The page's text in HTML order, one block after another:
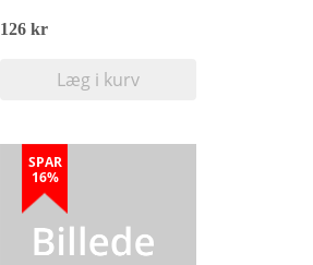
126 kr
Læg i kurv
SPAR
16%